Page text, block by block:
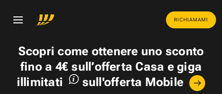
RICHIAMAMI
Scopri come ottenere uno sconto
fino a 4€ sull’offerta Casa egiga
illimitati
sull'offerta Mobile